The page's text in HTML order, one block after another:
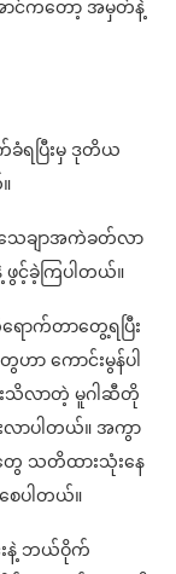
ာင်ကတော့ အမှတ်နဲ့
ရပြီးမှ ဒုတိယ
ချာအကဲခတ်လာ
င့်ခဲ့ကြပါတယ်။
ာက်တာတွေ့ရပြီး
ာ ကောင်းမွန်ပါ
သိလာတဲ့ မူဂါဆီတို
ာပါတယ်။ အကွာ
ေ သတိထားသုံးနေ
ပါတယ်။
းနဲ့ ဘယ်ဝိုက်